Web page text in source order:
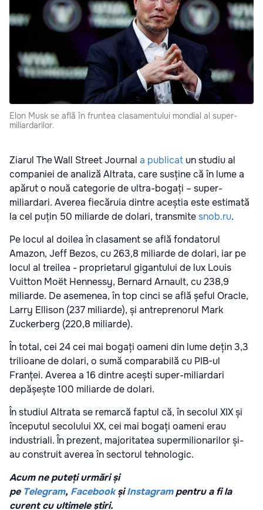
Elon Musk se află în fruntea clasamentului mondial al super-
miliardarilor.
Ziarul The Wall Street Journal a publicat un studiu al
companiei de analiză Altrata, care susține că în lume a
apărut o nouă categorie de ultra-bogați – super-
miliardari. Averea fiecăruia dintre aceștia este estimată
la cel puțin 50 miliarde de dolari, transmitesnob.ru.
Pe locul al doilea în clasament se află fondatorul
Amazon, Jeff Bezos, cu 263,8 miliarde de dolari, iar pe
locul al treilea - proprietarul gigantului de lux Louis
Vuitton Moët Hennessy, Bernard Arnault, cu 238,9
miliarde. De asemenea, în top cinci se află șeful Oracle,
Larry Ellison (237 miliarde), și antreprenorul Mark
Zuckerberg (220,8 miliarde).
În total, cei 24 cei mai bogați oameni din lume dețin 3,3
trilioane de dolari, o sumă comparabilă cu PIB-ul
Franței. Averea a 16 dintre acești super-miliardari
depășește 100 miliarde de dolari.
În studiul Altrata se remarcă faptul că, în secolul XIX și
începutul secolului XX, cei mai bogați oameni erau
industriali. În prezent, majoritatea supermilionarilor și-
au construit averea în sectorul tehnologic.
Acum ne puteți urmări și
pe Telegram, Facebook șiInstagrampentru a fi la
curent cu ultimele știri.